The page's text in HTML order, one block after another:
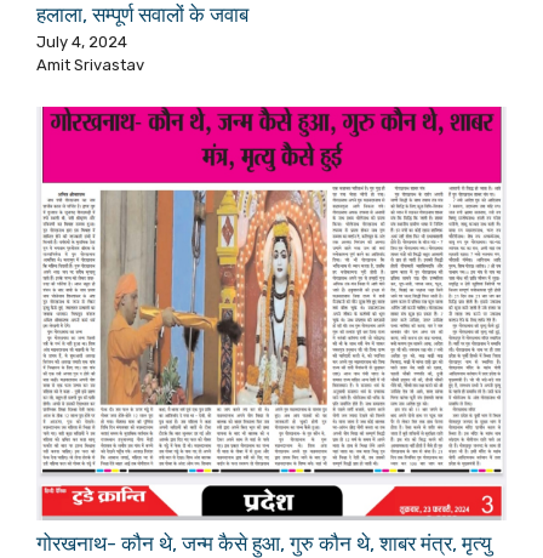
हलाला, सम्पूर्ण सवालों के जवाब
July 4, 2024
Amit Srivastav
गोरखनाथ- कौन थे, जन्म कैसे हुआ, गुरु कौन थे, शाबर मंत्र, मृत्यु